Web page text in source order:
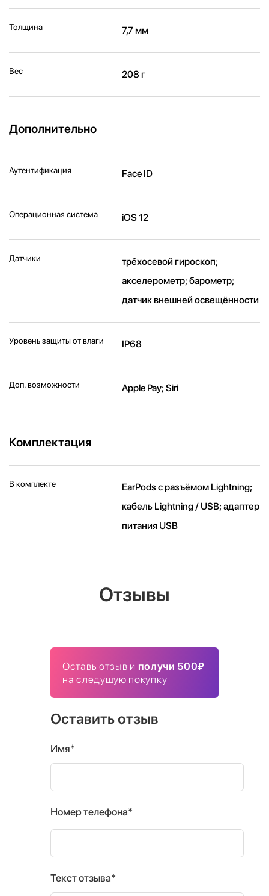
Толщина 7,7 мм
Вес 208 г
Дополнительно
Аутентификация Face ID
Операционная система iOS 12
Датчики
трёхосевой гироскоп;
акселерометр; барометр;
датчик внешней освещённости
Уровень защиты от влаги IP68
Доп. возможности Apple Pay; Siri
Комплектация
В комплекте
EarPods с разъёмом Lightning;
кабель Lightning / USB; адаптер
питания USB
Отзывы
Оставь отзыв и получи 500₽
на следущую покупку
Оставить отзыв
Имя*
Номер телефона*
Текст отзыва*